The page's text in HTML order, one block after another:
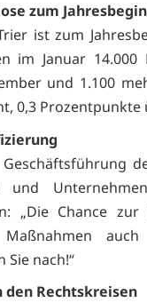
zum
ist zum
Januar 14.000
und 1.100
0,3
„Die Chance
Sie nach!“
Rechtskreisen